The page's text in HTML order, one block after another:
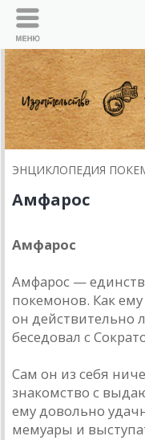
ЭНЦИКЛОПЕДИЯ
Амфарос
Амфарос
Амфарос —
покемонов. Как ему
он действительно
беседовал с
Сам он из себя
знакомство с
ему довольно
мемуары и